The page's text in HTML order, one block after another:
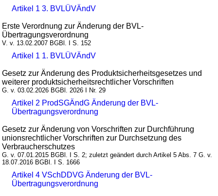
Artikel 1 3. BVLÜVÄndV
Erste Verordnung zur Änderung der BVL-
Übertragungsverordnung
V. v. 13.02.2007 BGBl. I S. 152
Artikel 1 1. BVLÜVÄndV
Gesetz zur Änderung des Produktsicherheitsgesetzes und
weiterer produktsicherheitsrechtlicher Vorschriften
G. v. 03.02.2026 BGBl. 2026 I Nr. 29
Artikel 2 ProdSGÄndG Änderung der BVL-
Übertragungsverordnung
Gesetz zur Änderung von Vorschriften zur Durchführung
unionsrechtlicher Vorschriften zur Durchsetzung des
Verbraucherschutzes
G. v. 07.01.2015 BGBl. I S. 2; zuletzt geändert durch Artikel 5 Abs. 7 G. v.
18.07.2016 BGBl. I S. 1666
Artikel 4 VSchDDVG Änderung der BVL-
Übertragungsverordnung